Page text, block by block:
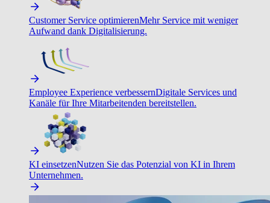
Customer Service optimierenMehr Service mit weniger
Aufwand dank Digitalisierung.
Employee Experience verbessernDigitale Services und
Kanäle für Ihre Mitarbeitenden bereitstellen.
KI einsetzenNutzen Sie das Potenzial von KI in Ihrem
Unternehmen.